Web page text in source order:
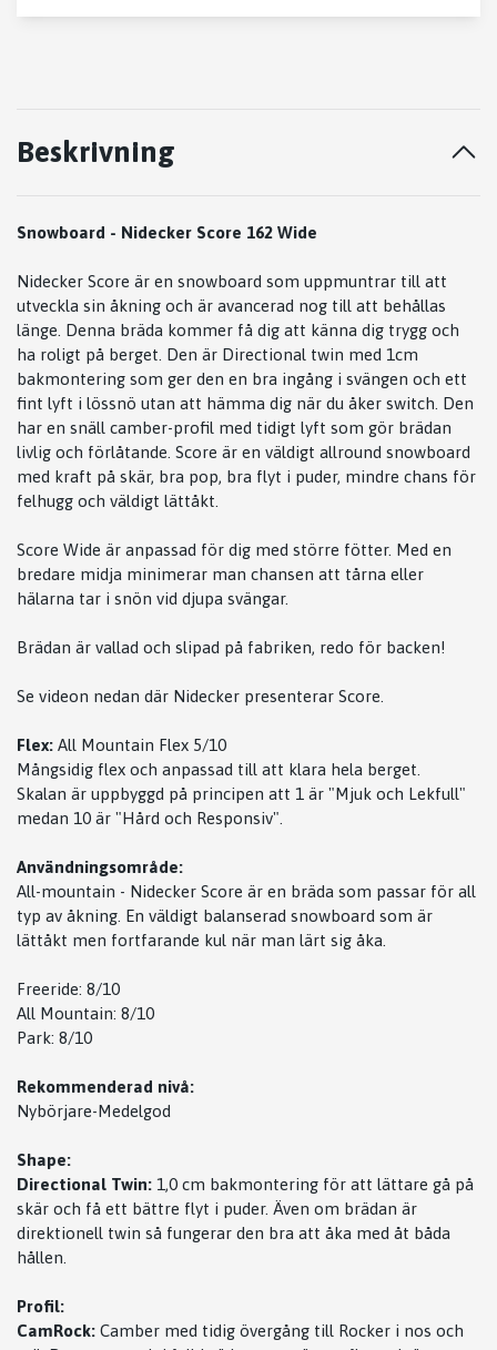
Beskrivning
Snowboard - Nidecker Score 162 Wide
Nidecker Score är en snowboard som uppmuntrar till att
utveckla sin åkning och är avancerad nog till att behållas
länge. Denna bräda kommer få dig att känna dig trygg och
ha roligt på berget. Den är Directional twin med 1cm
bakmontering som ger den en bra ingång i svängen och ett
fint lyft i lössnö utan att hämma dig när du åker switch. Den
har en snäll camber-profil med tidigt lyft som gör brädan
livlig och förlåtande. Score är en väldigt allround snowboard
med kraft på skär, bra pop, bra flyt i puder, mindre chans för
felhugg och väldigt lättåkt.
Score Wide är anpassad för dig med större fötter. Med en
bredare midja minimerar man chansen att tårna eller
hälarna tar i snön vid djupa svängar.
Brädan är vallad och slipad på fabriken, redo för backen!
Se videon nedan där Nidecker presenterar Score.
Flex: All Mountain Flex 5/10
Mångsidig flex och anpassad till att klara hela berget.
Skalan är uppbyggd på principen att 1 är "Mjuk och Lekfull"
medan 10 är "Hård och Responsiv".
Användningsområde:
All-mountain - Nidecker Score är en bräda som passar för all
typ av åkning. En väldigt balanserad snowboard som är
lättåkt men fortfarande kul när man lärt sig åka.
Freeride: 8/10
All Mountain: 8/10
Park: 8/10
Rekommenderad nivå:
Nybörjare-Medelgod
Shape:
Directional Twin: 1,0 cm bakmontering för att lättare gå på
skär och få ett bättre flyt i puder. Även om brädan är
direktionell twin så fungerar den bra att åka med åt båda
hållen.
Profil:
CamRock: Camber med tidig övergång till Rocker i nos och